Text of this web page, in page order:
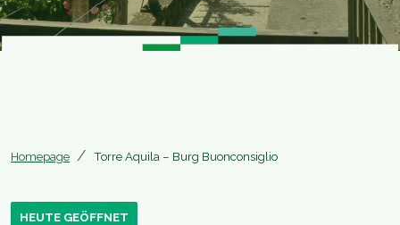
Homepage Torre Aquila – Burg Buonconsiglio
HEUTE GEÖFFNET